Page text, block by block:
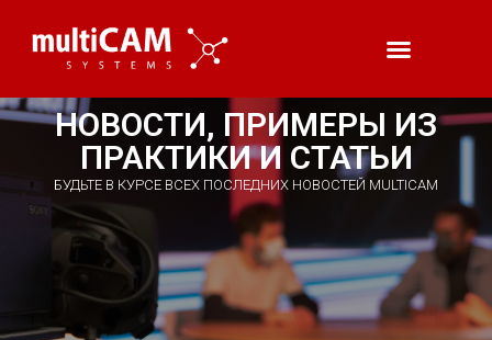
НОВОСТИ, ПРИМЕРЫ ИЗ
ПРАКТИКИ И СТАТЬИ
БУДЬТЕ В КУРСЕ ВСЕХ ПОСЛЕДНИХ НОВОСТЕЙ MULTICAM